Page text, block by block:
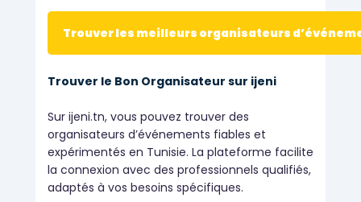
Trouver les meilleurs organisateurs
Trouver le Bon Organisateur sur ijeni
Sur ijeni.tn, vous pouvez trouver des
organisateurs d’événements fiables et
expérimentés en Tunisie. La plateforme facilite
la connexion avec des professionnels qualifiés,
adaptés à vos besoins spécifiques.